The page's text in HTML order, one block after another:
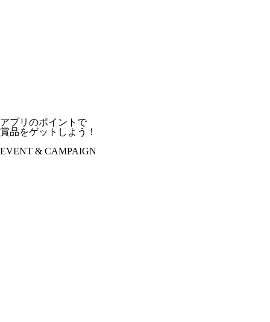
アプリのポイントで
賞品をゲットしよう！
EVENT & CAMPAIGN